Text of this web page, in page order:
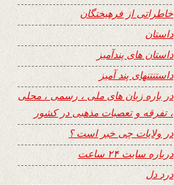
خاطراتی از فرهیختگان
داستان
داستان های پندآمیز
داستنتنهای پند آمیز
در باره زبان های ملی ، رسمی ، محلی
، تفرقه و تعصبات مذهبی در کشور
در ولایات چی خبر است ؟
درباره سایت ۲۴ ساعت
درد دل